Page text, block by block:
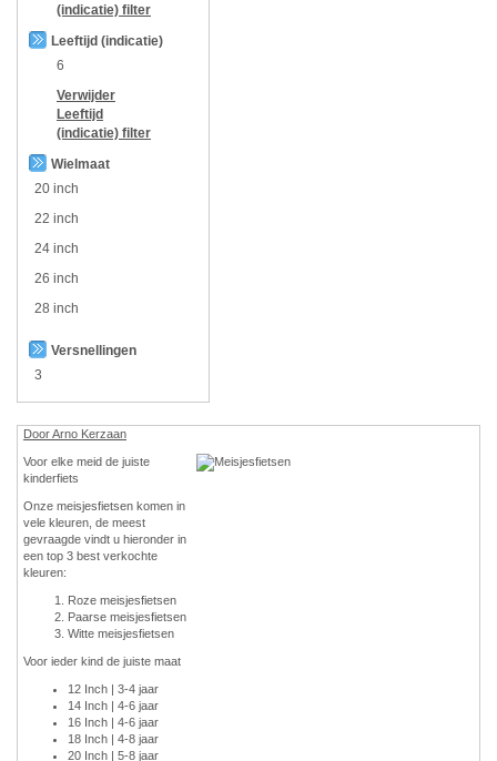
(indicatie) filter
Leeftijd (indicatie)
6
Verwijder
Leeftijd
(indicatie) filter
Wielmaat
20 inch
22 inch
24 inch
26 inch
28 inch
Versnellingen
3
Door Arno Kerzaan
Voor elke meid de juiste
kinderfiets
Onze meisjesfietsen komen in
vele kleuren, de meest
gevraagde vindt u hieronder in
een top 3 best verkochte
kleuren:
Roze meisjesfietsen
Paarse meisjesfietsen
Witte meisjesfietsen
Voor ieder kind de juiste maat
12 Inch | 3-4 jaar
14 Inch | 4-6 jaar
16 Inch | 4-6 jaar
18 Inch | 4-8 jaar
20 Inch | 5-8 jaar